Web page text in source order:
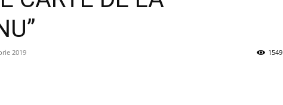
2019 1549